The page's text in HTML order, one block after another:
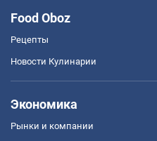
Food Oboz
Рецепты
Новости Кулинарии
Экономика
Рынки и компании